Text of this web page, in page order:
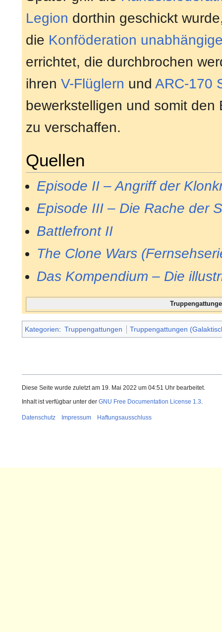
Legion dorthin geschickt
die Konföderation
errichtet, die durchbrochen
ihren V-Flüglern und ARC-170
bewerkstelligen und somit
zu verschaffen.
Quellen
Episode II – Angriff der
Episode III – Die Rache der
Battlefront II
The Clone Wars
Das Kompendium – Die
Kategorien: Truppengattungen Truppengattungen
Diese Seite wurde zuletzt am 19. Mai 2022 um 04:51 Uhr bearbeitet.
Inhalt ist verfügbar unter der GNU Free Documentation License 1.3
Datenschutz Impressum Haftungsausschluss